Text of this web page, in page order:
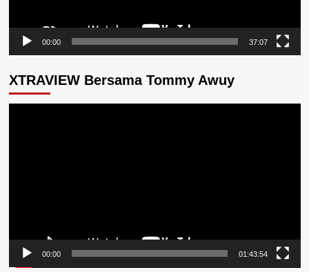
00:00 37:07
XTRAVIEW Bersama Tommy Awuy
00:00 01:43:54